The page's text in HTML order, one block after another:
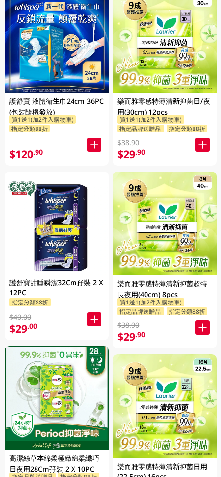
護舒寶 液體衛生巾24cm 36PC
(包裝隨機發放)
買1送1(加2件入購物車)
指定分類88折
$120.90
護舒寶甜睡瞬潔32Cm孖裝 2 X
12PC
指定分類88折
$40.00
$29.00
高潔絲草本綿柔極緻綿柔纖巧
日夜用28Cm孖裝 2 X 10PC
樂而雅零感特薄清新抑菌日/夜
用(30cm) 12pcs
買1送1(加2件入購物車)
指定品牌送贈品
指定分類88折
$38.90
$29.90
樂而雅零感特薄清新抑菌超特
長夜用(40cm) 8pcs
買1送1(加2件入購物車)
指定品牌送贈品
指定分類88折
$38.90
$29.90
樂而雅零感特薄清新抑菌日用